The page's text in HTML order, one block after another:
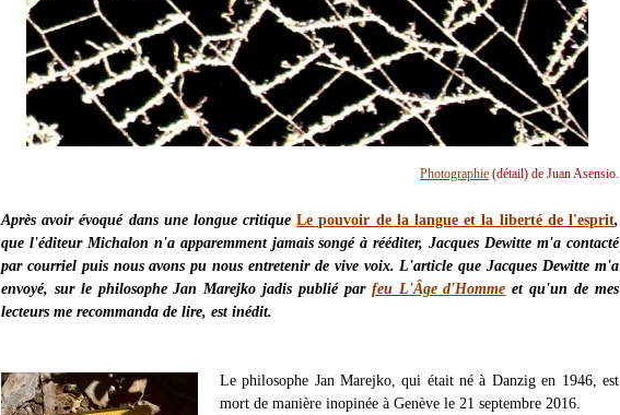
Photographie(détail) de Juan Asensio.
Après avoir évoqué dans une longue critiqueLe pouvoir de la langue et la liberté de l'esprit,
que l'éditeur Michalon n'a apparemment jamais songé à rééditer, Jacques Dewitte m'a contacté
par courriel puis nous avons pu nous entretenir de vive voix. L'article que Jacques Dewitte m'a
envoyé, sur le philosophe Jan Marejko jadis publié par feu L'Âge d'Homme et qu'un de mes
lecteurs me recommanda de lire, est inédit.
Le philosophe Jan Marejko, qui était né à Danzig en 1946, est
mort de manière inopinée à Genève le 21 septembre 2016.